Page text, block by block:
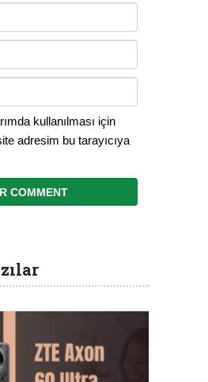
kullanılması için
adresim bu tarayıcıya